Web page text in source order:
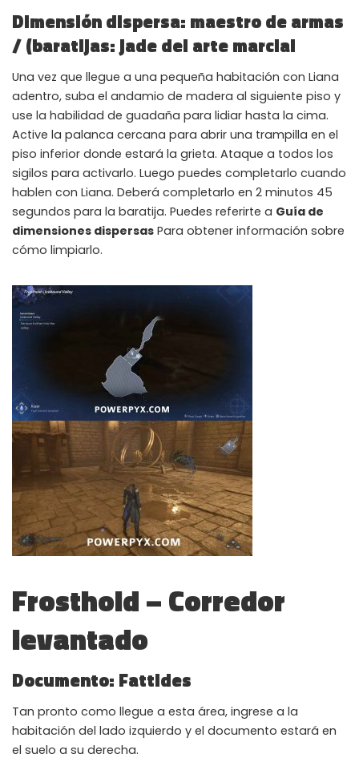
Dimensión dispersa: maestro de armas
/ (baratijas: jade del arte marcial
Una vez que llegue a una pequeña habitación con Liana
adentro, suba el andamio de madera al siguiente piso y
use la habilidad de guadaña para lidiar hasta la cima.
Active la palanca cercana para abrir una trampilla en el
piso inferior donde estará la grieta. Ataque a todos los
sigilos para activarlo. Luego puedes completarlo cuando
hablen con Liana. Deberá completarlo en 2 minutos 45
segundos para la baratija. Puedes referirte a Guía de
dimensiones dispersas Para obtener información sobre
cómo limpiarlo.
Frosthold – Corredor
levantado
Documento: Fattides
Tan pronto como llegue a esta área, ingrese a la
habitación del lado izquierdo y el documento estará en
el suelo a su derecha.